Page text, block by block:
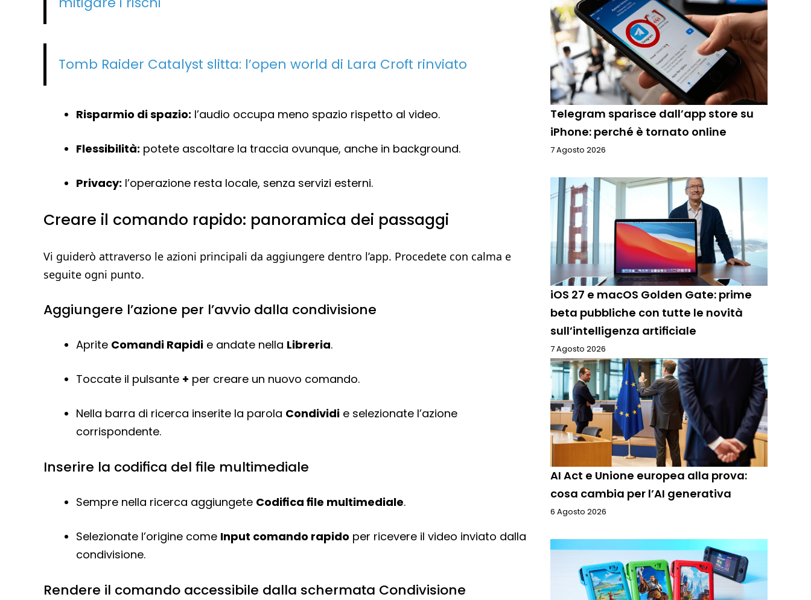
Tomb Raider Catalyst slitta: l’open world di Lara Croft rinviato
Risparmio di spazio: l’audio occupa meno spazio rispetto al video.
Flessibilità: potete ascoltare la traccia ovunque, anche in background.
Privacy: l’operazione resta locale, senza servizi esterni.
Creare il comando rapido: panoramica dei passaggi
Vi guiderò attraverso le azioni principali da aggiungere dentro l’app. Procedete con calma e
seguite ogni punto.
Aggiungere l’azione per l’avvio dalla condivisione
Aprite Comandi Rapidi e andate nella Libreria.
Toccate il pulsante + per creare un nuovo comando.
Nella barra di ricerca inserite la parola Condividi e selezionate l’azione
corrispondente.
Inserire la codifica del file multimediale
Sempre nella ricerca aggiungete Codifica file multimediale.
Selezionate l’origine come Input comando rapido per ricevere il video inviato dalla
condivisione.
Rendere il comando accessibile dalla schermata Condivisione
Telegram sparisce dall’app store su
iPhone: perché è tornato online
7 Agosto 2026
iOS 27 e macOS Golden Gate: prime
beta pubbliche con tutte le novità
sull’intelligenza artificiale
7 Agosto 2026
AI Act e Unione europea alla prova:
cosa cambia per l’AI generativa
6 Agosto 2026